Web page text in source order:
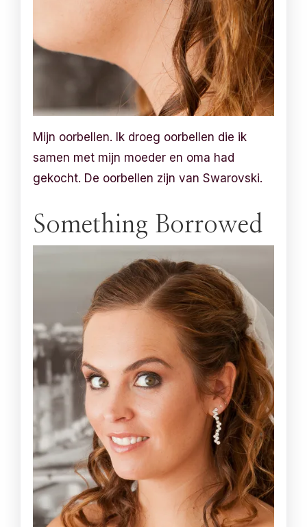
Mijn oorbellen. Ik droeg oorbellen die ik
samen met mijn moeder en oma had
gekocht. De oorbellen zijn van Swarovski.
Something Borrowed